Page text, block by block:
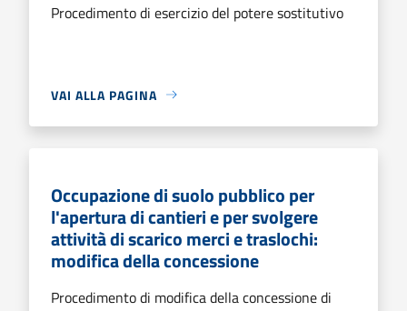
Procedimento di esercizio del potere sostitutivo
VAI ALLA PAGINA
Occupazione di suolo pubblico per
l'apertura di cantieri e per svolgere
attività di scarico merci e traslochi:
modifica della concessione
Procedimento di modifica della concessione di